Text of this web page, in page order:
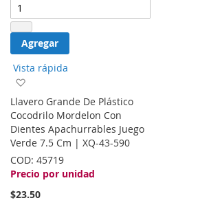
Agregar
Vista rápida
la
lista
de
deseos
Llavero Grande De Plástico
Cocodrilo Mordelon Con
Dientes Apachurrables Juego
Verde 7.5 Cm | XQ-43-590
COD: 45719
Precio por unidad
$23.50